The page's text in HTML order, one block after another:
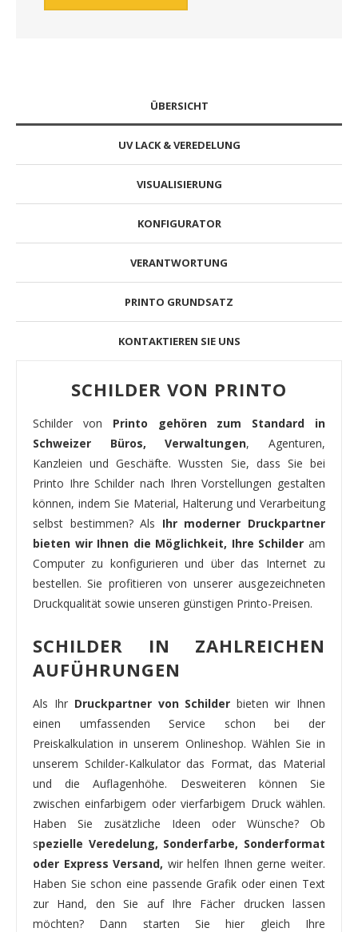
ÜBERSICHT
UV LACK & VEREDELUNG
VISUALISIERUNG
KONFIGURATOR
VERANTWORTUNG
PRINTO GRUNDSATZ
KONTAKTIEREN SIE UNS
SCHILDER VON PRINTO
Schilder von Printo gehören zum Standard in
Schweizer Büros, Verwaltungen, Agenturen,
Kanzleien und Geschäfte. Wussten Sie, dass Sie bei
Printo Ihre Schilder nach Ihren Vorstellungen gestalten
können, indem Sie Material, Halterung und Verarbeitung
selbst bestimmen? Als Ihr moderner Druckpartner
bieten wir Ihnen die Möglichkeit, Ihre Schilder am
Computer zu konfigurieren und über das Internet zu
bestellen. Sie profitieren von unserer ausgezeichneten
Druckqualität sowie unseren günstigen Printo-Preisen.
SCHILDER IN ZAHLREICHEN
AUFÜHRUNGEN
Als Ihr Druckpartner von Schilderbieten wir Ihnen
einen umfassenden Service schon bei der
Preiskalkulation in unserem Onlineshop. Wählen Sie in
unserem Schilder-Kalkulator das Format, das Material
und die Auflagenhöhe. Desweiteren können Sie
zwischen einfarbigem oder vierfarbigem Druck wählen.
Haben Sie zusätzliche Ideen oder Wünsche? Ob
spezielle Veredelung, Sonderfarbe, Sonderformat
oder Express Versand, wir helfen Ihnen gerne weiter.
Haben Sie schon eine passende Grafik oder einen Text
zur Hand, den Sie auf Ihre Fächer drucken lassen
möchten? Dann starten Sie hier gleich Ihre